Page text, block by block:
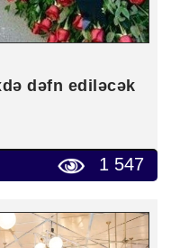
dəfn ediləcək
1 547